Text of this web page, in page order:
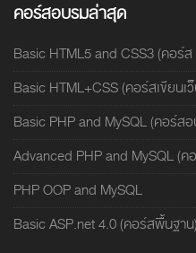
คอร์สอบรมล่าสุด
Basic HTML5 and CSS3 (คอร์
Basic HTML+CSS (คอร์สเขียนเ
Basic PHP and MySQL (คอร์ส
Advanced PHP and MySQL (ค
PHP OOP and MySQL
Basic ASP.net 4.0 (คอร์สพื้นฐาน)